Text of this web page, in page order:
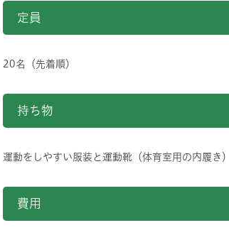
定員
20名（先着順）
持ち物
運動をしやすい服装と運動靴（体育室用の内履き
費用